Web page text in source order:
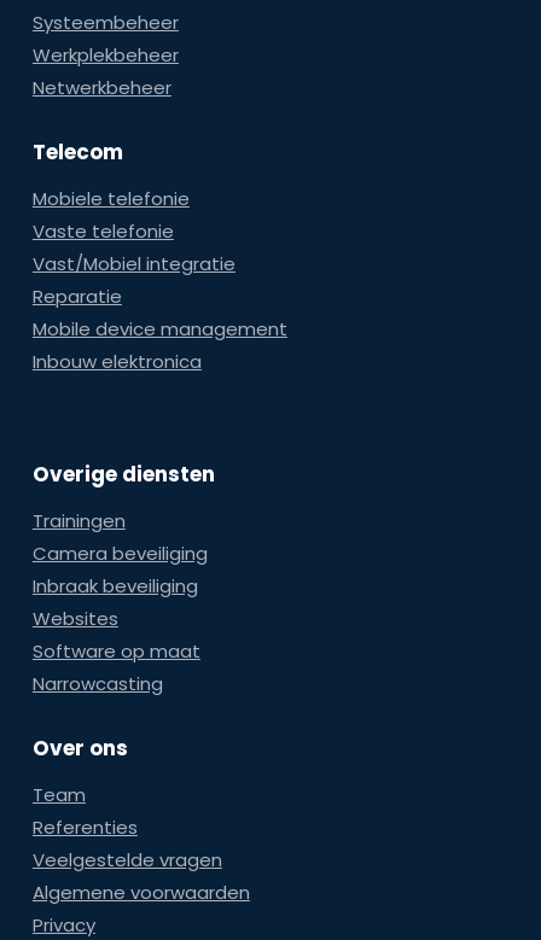
Systeembeheer
Werkplekbeheer
Netwerkbeheer
Telecom
Mobiele telefonie
Vaste telefonie
Vast/Mobiel integratie
Reparatie
Mobile device management
Inbouw elektronica
Overige diensten
Trainingen
Camera beveiliging
Inbraak beveiliging
Websites
Software op maat
Narrowcasting
Over ons
Team
Referenties
Veelgestelde vragen
Algemene voorwaarden
Privacy